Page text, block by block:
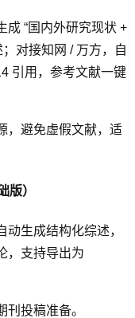
成 “国内外研究现状 +
对接知网 / 万方，自
引用，参考文献一键
，避免虚假文献，适
版）
生成结构化综述，
，支持导出为
投稿准备。